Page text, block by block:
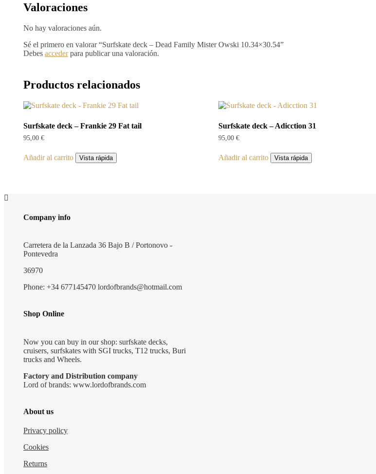
Valoraciones
No hay valoraciones aún.
Sé el primero en valorar “Surfskate deck – Dead Family Mister Owski 10.34×30.54”
Debes accederpara publicar una valoración.
Productos relacionados
Surfskate deck – Frankie 29 Fat tail
95,00 €
Añadir al carrito Vista rápida
Surfskate deck – Adicction 31
95,00 €
Añadir al carrito Vista rápida
Company info
Carretera de la Lanzada 36 Bajo B / Portonovo -
Pontevedra
36970
Phone: +34 677145470 lordofbrands@hotmail.com
Shop Online
Now you can buy in our shop: surfskate decks,
cruisers, surfskates with SGI trucks, T12 trucks, Buri
trucks and Wheels.
Factory and Distribution company
Lord of brands: www.lordofbrands.com
About us
Privacy policy
Cookies
Returns